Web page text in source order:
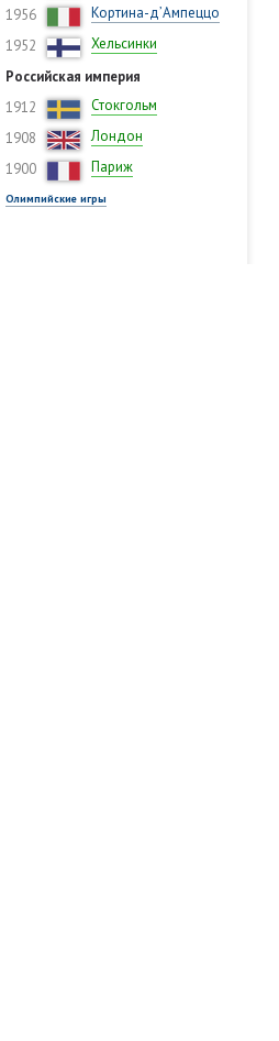
1956
Кортина-д’Ампеццо
1952
Хельсинки
Российская империя
1912
Стокгольм
1908
Лондон
1900
Париж
Олимпийские игры